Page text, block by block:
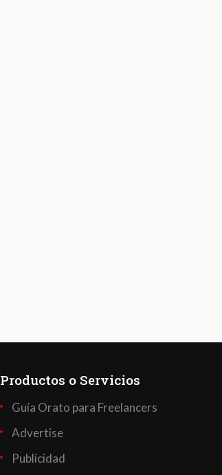
Productos o Servicios
Guía Orato para Freelancers
Advertise
Publicidad